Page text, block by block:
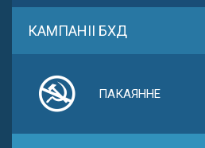
КАМПАНІІ БХД
ПАКАЯННЕ